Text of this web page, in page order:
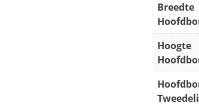
Breedte
Hoogte